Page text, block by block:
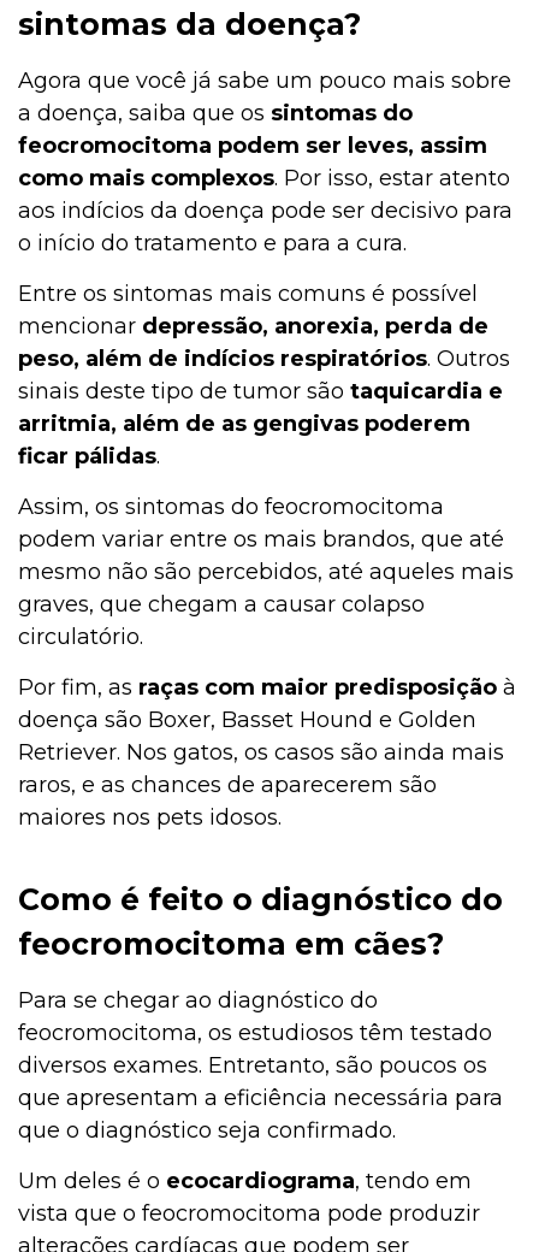
sintomas da doença?
Agora que você já sabe um pouco mais sobre
a doença, saiba que os sintomas do
feocromocitoma podem ser leves, assim
como mais complexos. Por isso, estar atento
aos indícios da doença pode ser decisivo para
o início do tratamento e para a cura.
Entre os sintomas mais comuns é possível
mencionar depressão, anorexia, perda de
peso, além de indícios respiratórios. Outros
sinais deste tipo de tumor são taquicardia e
arritmia, além de as gengivas poderem
ficar pálidas.
Assim, os sintomas do feocromocitoma
podem variar entre os mais brandos, que até
mesmo não são percebidos, até aqueles mais
graves, que chegam a causar colapso
circulatório.
Por fim, as raças com maior predisposição à
doença são Boxer, Basset Hound e Golden
Retriever. Nos gatos, os casos são ainda mais
raros, e as chances de aparecerem são
maiores nos pets idosos.
Como é feito o diagnóstico do
feocromocitoma em cães?
Para se chegar ao diagnóstico do
feocromocitoma, os estudiosos têm testado
diversos exames. Entretanto, são poucos os
que apresentam a eficiência necessária para
que o diagnóstico seja confirmado.
Um deles é o ecocardiograma, tendo em
vista que o feocromocitoma pode produzir
alterações cardíacas que podem ser